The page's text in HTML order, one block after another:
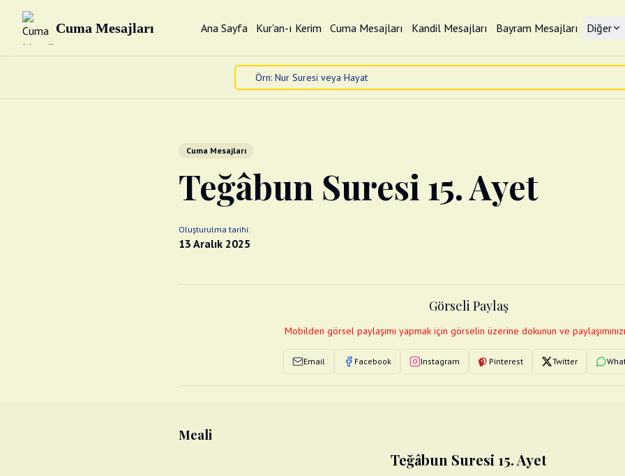
Cuma Mesajları Ana Sayfa Kur'an-ı Kerim Cuma Mesajları Kandil Mesajları Bayram Mesajları Diğer
Cuma Mesajları
Teğâbun Suresi 15. Ayet
Oluşturulma tarihi:
13 Aralık 2025
Görseli Paylaş
Mobilden görsel paylaşımı yapmak için görselin üzerine dokunun ve
Email Facebook Instagram Pinterest Twitter
Meali
Teğâbun Suresi 15. Ayet